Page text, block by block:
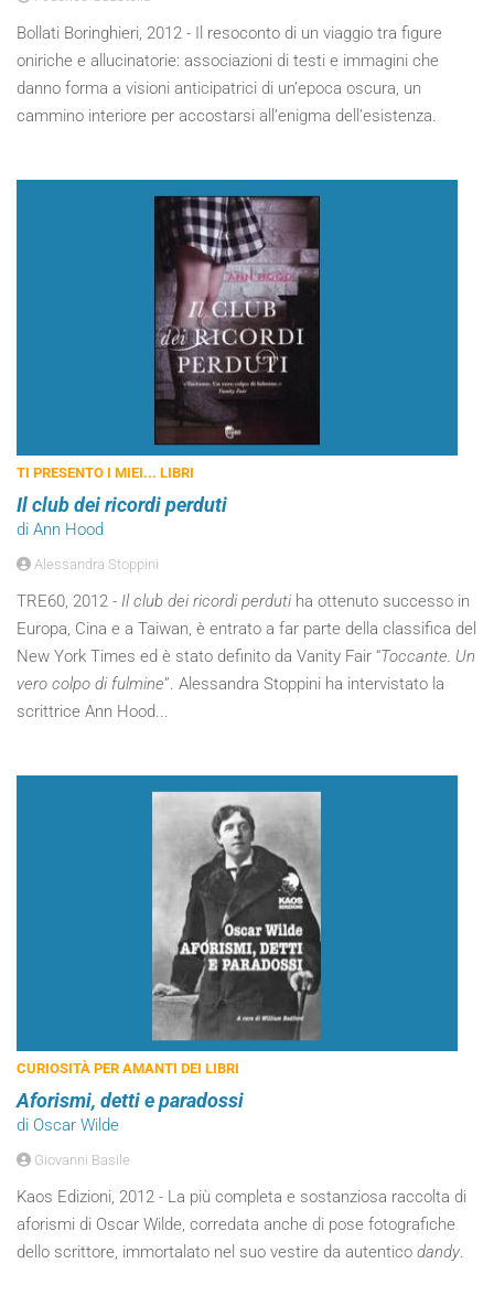
Bollati Boringhieri, 2012 - Il resoconto di un viaggio tra figure
oniriche e allucinatorie: associazioni di testi e immagini che
danno forma a visioni anticipatrici di un’epoca oscura, un
cammino interiore per accostarsi all’enigma dell’esistenza.
TI PRESENTO I MIEI... LIBRI
Il club dei ricordi perduti
di Ann Hood
Alessandra Stoppini
TRE60, 2012 - Il club dei ricordi perduti ha ottenuto successo in
Europa, Cina e a Taiwan, è entrato a far parte della classifica del
New York Times ed è stato definito da Vanity Fair “Toccante. Un
vero colpo di fulmine”. Alessandra Stoppini ha intervistato la
scrittrice Ann Hood...
CURIOSITÀ PER AMANTI DEI LIBRI
Aforismi, detti e paradossi
di Oscar Wilde
Giovanni Basile
Kaos Edizioni, 2012 - La più completa e sostanziosa raccolta di
aforismi di Oscar Wilde, corredata anche di pose fotografiche
dello scrittore, immortalato nel suo vestire da autentico dandy.